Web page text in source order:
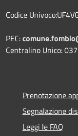
Codice
PEC:
Centralino Unico:
Prenotazione
Segnalazione
Leggi le FAQ